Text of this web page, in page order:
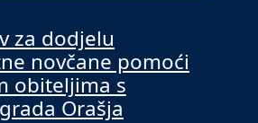
za dodjelu
novčane pomoći
obiteljima s
Orašja